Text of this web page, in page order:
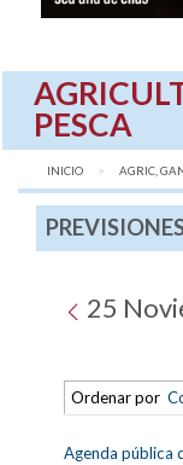
PESCA
INICIO AGRIC,
25
Ordenar por
Agenda pública